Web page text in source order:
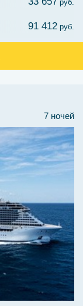
руб.
91 412 руб.
7 ночей